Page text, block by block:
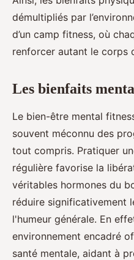
démultipliés par
d’un camp fitness, où
renforcer autant le corps
Les bienfaits
Le bien-être mental
souvent méconnu des
tout compris. Pratiquer
régulière favorise la
véritables hormones du
réduire significativement
l'humeur générale. En
environnement encadré
santé mentale, aidant à